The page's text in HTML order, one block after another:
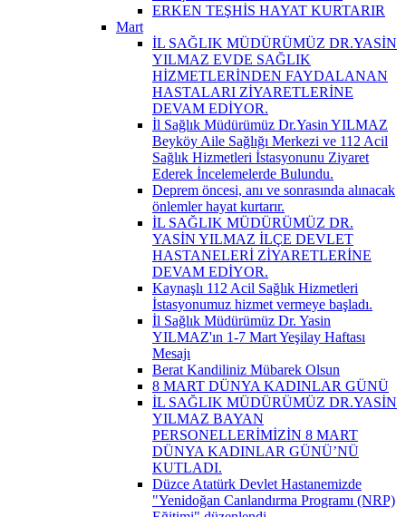
ERKEN TEŞHİS HAYAT KURTARIR
Mart
İL SAĞLIK MÜDÜRÜMÜZ DR.YASİN
YILMAZ EVDE SAĞLIK
HİZMETLERİNDEN FAYDALANAN
HASTALARI ZİYARETLERİNE
DEVAM EDİYOR.
İl Sağlık Müdürümüz Dr.Yasin YILMAZ
Beyköy Aile Sağlığı Merkezi ve 112 Acil
Sağlık Hizmetleri İstasyonunu Ziyaret
Ederek İncelemelerde Bulundu.
Deprem öncesi, anı ve sonrasında alınacak
önlemler hayat kurtarır.
İL SAĞLIK MÜDÜRÜMÜZ DR.
YASİN YILMAZ İLÇE DEVLET
HASTANELERİ ZİYARETLERİNE
DEVAM EDİYOR.
Kaynaşlı 112 Acil Sağlık Hizmetleri
İstasyonumuz hizmet vermeye başladı.
İl Sağlık Müdürümüz Dr. Yasin
YILMAZ'ın 1-7 Mart Yeşilay Haftası
Mesajı
Berat Kandiliniz Mübarek Olsun
8 MART DÜNYA KADINLAR GÜNÜ
İL SAĞLIK MÜDÜRÜMÜZ DR.YASİN
YILMAZ BAYAN
PERSONELLERİMİZİN 8 MART
DÜNYA KADINLAR GÜNÜ’NÜ
KUTLADI.
Düzce Atatürk Devlet Hastanemizde
"Yenidoğan Canlandırma Programı (NRP)